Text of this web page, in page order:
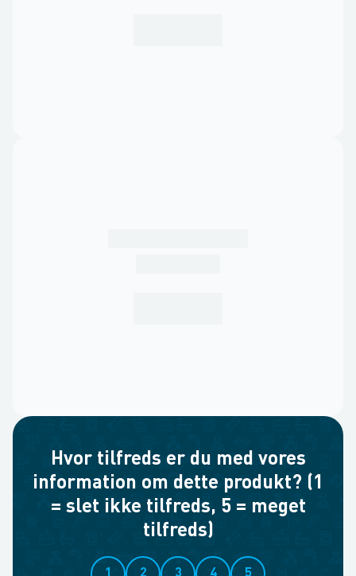
Hvor tilfreds er du med vores
information om dette produkt? (1
= slet ikke tilfreds, 5 = meget
tilfreds)